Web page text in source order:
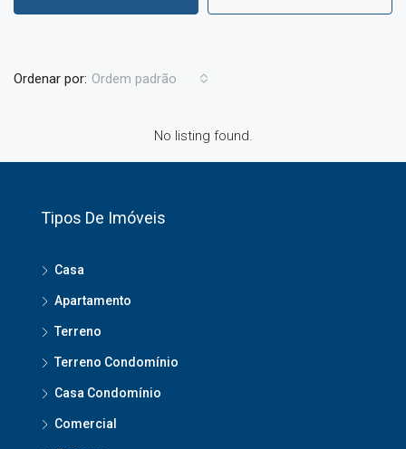
Ordenar por: Ordem padrão
No listing found.
Tipos De Imóveis
Casa
Apartamento
Terreno
Terreno Condomínio
Casa Condomínio
Comercial